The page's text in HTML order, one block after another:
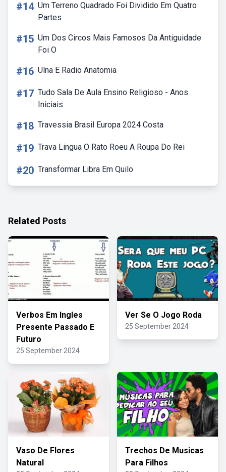
#14 Um Terreno Quadrado Foi Dividido Em Quatro
Partes
#15 Um Dos Circos Mais Famosos Da Antiguidade
Foi O
#16 Ulna E Radio Anatomia
#17 Tudo Sala De Aula Ensino Religioso - Anos
Iniciais
#18 Travessia Brasil Europa 2024 Costa
#19 Trava Lingua O Rato Roeu A Roupa Do Rei
#20 Transformar Libra Em Quilo
Related Posts
Verbos Em Ingles
Presente Passado E
Futuro
25 September 2024
Ver Se O Jogo Roda
25 September 2024
Vaso De Flores
Natural
Trechos De Musicas
Para Filhos